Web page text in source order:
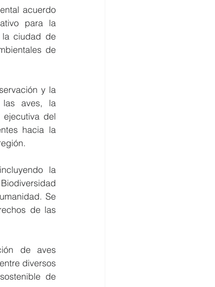
acuerdo
para la
ciudad de
de
y la
aves, la
del
hacia la
la
Se
de las
de aves
diversos
de